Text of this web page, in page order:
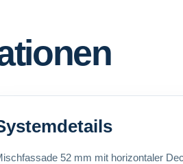
52 mm mit horizontaler